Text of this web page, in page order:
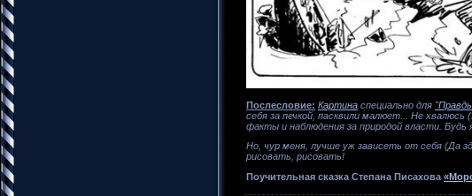
Послесловие: Картина специально для
себя за печкой, пасквили малюет... Не
факты и наблюдения за природой власти.
Но, чур меня, лучше уж зависеть от себя (Да
рисовать, рисовать!
Поучительная сказка Степана Писахова